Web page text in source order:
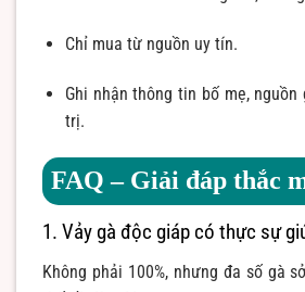
Chỉ mua từ nguồn uy tín.
Ghi nhận thông tin bố mẹ,
trị.
FAQ – Giải đáp thắc
1. Vảy gà độc giáp có thực sự
Không phải 100%, nhưng đa số gà